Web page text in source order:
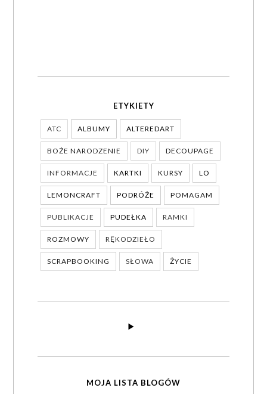
ETYKIETY
ATC ALBUMY ALTEREDART
BOŻE NARODZENIE DIY DECOUPAGE
INFORMACJE KARTKI KURSY LO
LEMONCRAFT PODRÓŻE POMAGAM
PUBLIKACJE PUDEŁKA RAMKI
ROZMOWY RĘKODZIEŁO
SCRAPBOOKING SŁOWA ŻYCIE
MOJA LISTA BLOGÓW